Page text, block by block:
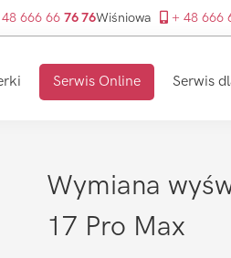
666 66 76 76Wiśniowa + 48 666
Serwis Online Serwis
Wymiana
17 Pro Max